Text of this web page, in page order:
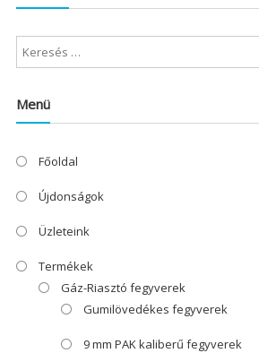
Menü
Főoldal
Újdonságok
Üzleteink
Termékek
Gáz-Riasztó fegyverek
Gumilövedékes fegyverek
9 mm PAK kaliberű fegyverek